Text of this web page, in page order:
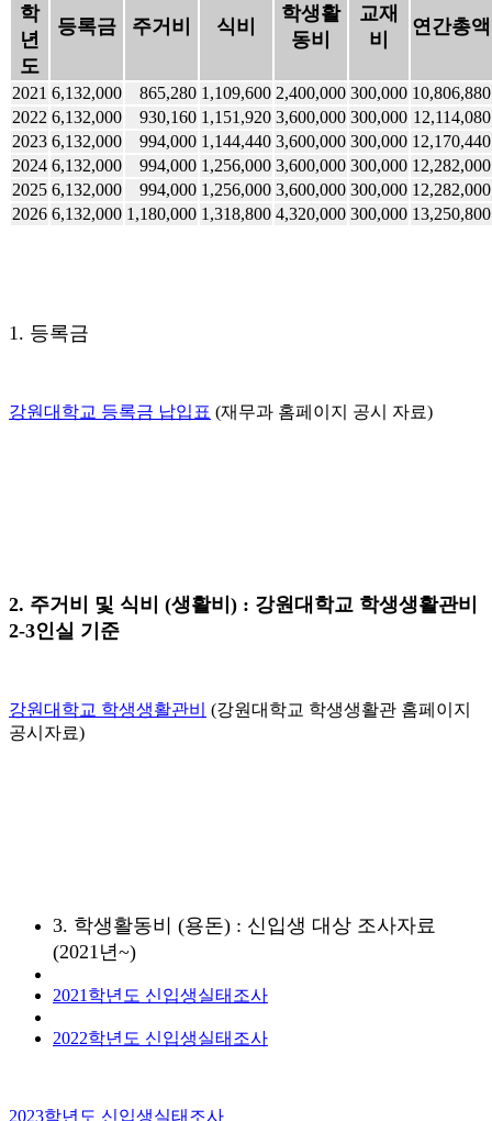
학
년
도
등록금 주거비 식비
학생활
동비
교재
비
연간총액
2021 6,132,000 865,280 1,109,600 2,400,000 300,000 10,806,880
2022 6,132,000 930,160 1,151,920 3,600,000 300,000 12,114,080
2023 6,132,000 994,000 1,144,440 3,600,000 300,000 12,170,440
2024 6,132,000 994,000 1,256,000 3,600,000 300,000 12,282,000
2025 6,132,000 994,000 1,256,000 3,600,000 300,000 12,282,000
2026 6,132,000 1,180,000 1,318,800 4,320,000 300,000 13,250,800
1. 등록금
강원대학교 등록금 납입표 (재무과 홈페이지 공시 자료)
2. 주거비 및 식비 (생활비) : 강원대학교 학생생활관비
2-3인실 기준
강원대학교 학생생활관비
(강원대학교 학생생활관 홈페이지
공시자료)
3. 학생활동비 (용돈) : 신입생 대상 조사자료
(2021년~)
2021학년도 신입생실태조사
2022학년도 신입생실태조사
2023학년도 신입생실태조사